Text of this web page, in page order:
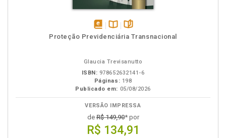
disponívelDisponível
páginas
Proteção Previdenciária Transnacional
Glaucia Trevisanutto
ISBN: 978652632141-6
Páginas: 198
Publicado em: 05/08/2026
VERSÃO IMPRESSA
deR$ 149,90* por
R$ 134,91